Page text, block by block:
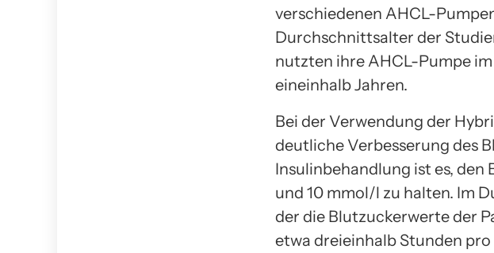
verschiedenen AHCL-
Durchschnittsalter der
nutzten ihre AHCL-Pumpe
eineinhalb Jahren.
Bei der Verwendung der
deutliche Verbesserung des
Insulinbehandlung ist es, den
und 10 mmol/l zu halten. Im
der die Blutzuckerwerte der
etwa dreieinhalb Stunden